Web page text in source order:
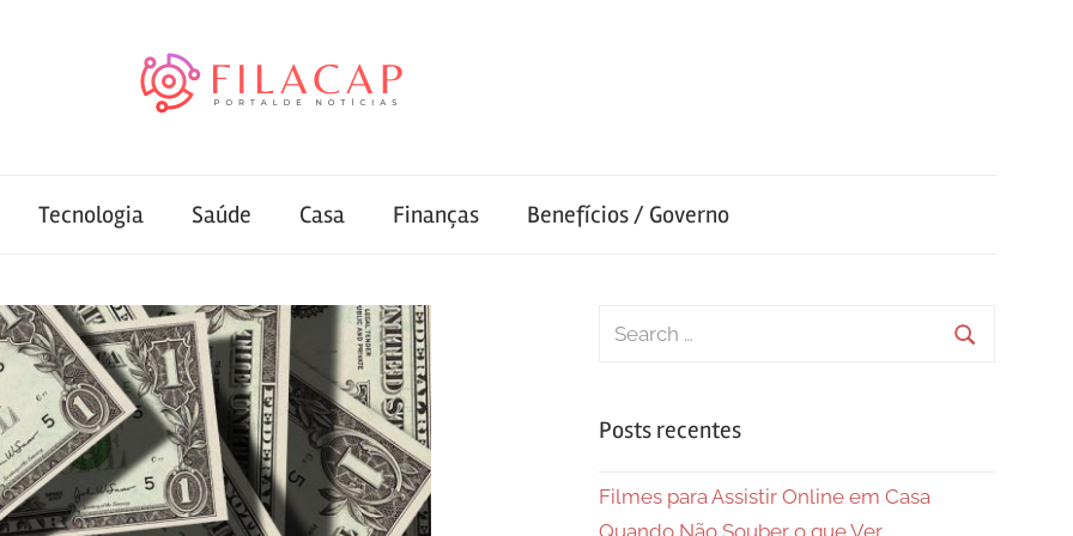
Tecnologia Saúde Casa Finanças Benefícios / Governo
Search
Posts recentes
Filmes para Assistir Online em Casa